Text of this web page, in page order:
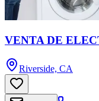
VENTA DE
Riverside, CA